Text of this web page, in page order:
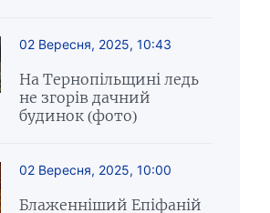
02 Вересня, 2025, 10:43
На Тернопільщині ледь
не згорів дачний
будинок (фото)
02 Вересня, 2025, 10:00
Блаженніший Епіфаній